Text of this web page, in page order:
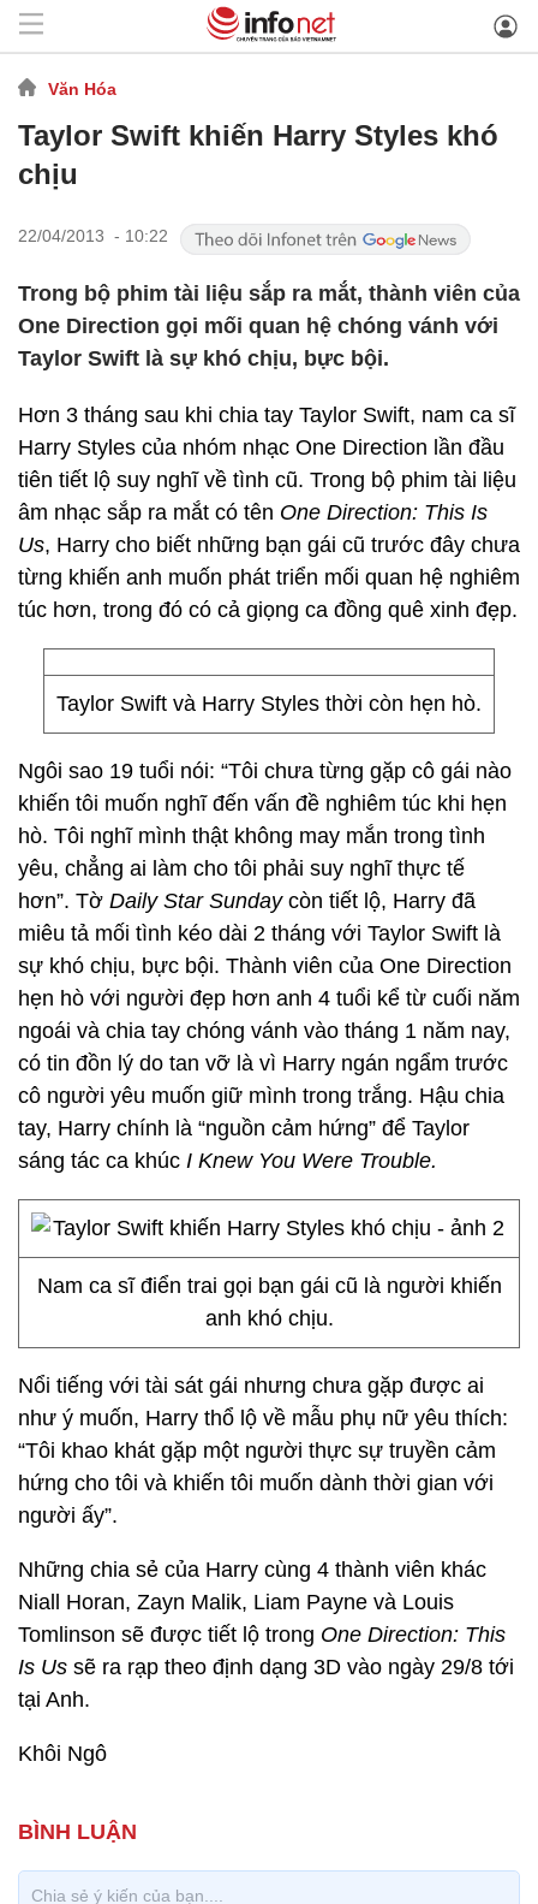
Văn Hóa
Taylor Swift khiến Harry Styles khó
chịu
22/04/2013 - 10:22
Trong bộ phim tài liệu sắp ra mắt, thành viên của
One Direction gọi mối quan hệ chóng vánh với
Taylor Swift là sự khó chịu, bực bội.
Hơn 3 tháng sau khi chia tay Taylor Swift, nam ca sĩ
Harry Styles của nhóm nhạc One Direction lần đầu
tiên tiết lộ suy nghĩ về tình cũ. Trong bộ phim tài liệu
âm nhạc sắp ra mắt có tên One Direction: This Is
Us, Harry cho biết những bạn gái cũ trước đây chưa
từng khiến anh muốn phát triển mối quan hệ nghiêm
túc hơn, trong đó có cả giọng ca đồng quê xinh đẹp.
Taylor Swift và Harry Styles thời còn hẹn hò.
Ngôi sao 19 tuổi nói: “Tôi chưa từng gặp cô gái nào
khiến tôi muốn nghĩ đến vấn đề nghiêm túc khi hẹn
hò. Tôi nghĩ mình thật không may mắn trong tình
yêu, chẳng ai làm cho tôi phải suy nghĩ thực tế
hơn”. Tờ Daily Star Sunday còn tiết lộ, Harry đã
miêu tả mối tình kéo dài 2 tháng với Taylor Swift là
sự khó chịu, bực bội. Thành viên của One Direction
hẹn hò với người đẹp hơn anh 4 tuổi kể từ cuối năm
ngoái và chia tay chóng vánh vào tháng 1 năm nay,
có tin đồn lý do tan vỡ là vì Harry ngán ngẩm trước
cô người yêu muốn giữ mình trong trắng. Hậu chia
tay, Harry chính là “nguồn cảm hứng” để Taylor
sáng tác ca khúc I Knew You Were Trouble.
Nam ca sĩ điển trai gọi bạn gái cũ là người khiến
anh khó chịu.
Nổi tiếng với tài sát gái nhưng chưa gặp được ai
như ý muốn, Harry thổ lộ về mẫu phụ nữ yêu thích:
“Tôi khao khát gặp một người thực sự truyền cảm
hứng cho tôi và khiến tôi muốn dành thời gian với
người ấy”.
Những chia sẻ của Harry cùng 4 thành viên khác
Niall Horan, Zayn Malik, Liam Payne và Louis
Tomlinson sẽ được tiết lộ trong One Direction: This
Is Us sẽ ra rạp theo định dạng 3D vào ngày 29/8 tới
tại Anh.
Khôi Ngô